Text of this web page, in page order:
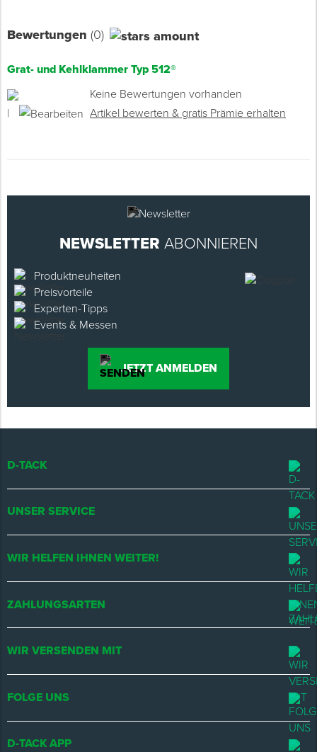
Bewertungen (0)
Grat- und Kehlklammer Typ 512®
Keine Bewertungen vorhanden
|
Artikel bewerten & gratis Prämie erhalten
NEWSLETTER ABONNIEREN
Produktneuheiten
Preisvorteile
Experten-Tipps
Events & Messen
JETZT ANMELDEN
D-TACK
UNSER SERVICE
WIR HELFEN IHNEN WEITER!
ZAHLUNGSARTEN
WIR VERSENDEN MIT
FOLGE UNS
D-TACK APP